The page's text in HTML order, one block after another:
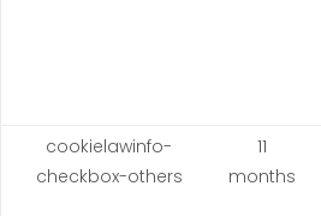
cookielawinfo-
checkbox-others
11
months